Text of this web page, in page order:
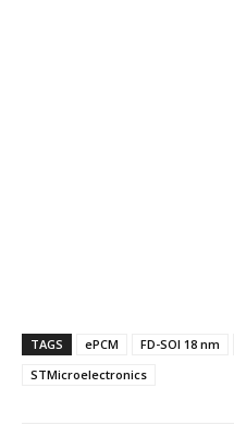
TAGS ePCM FD-SOI 18 nm
STMicroelectronics